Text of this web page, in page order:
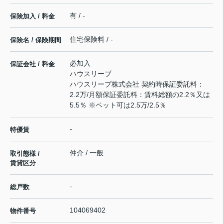
保険加入 / 料金 有 / -
保険名 / 保険期間 住宅保険料 / -
保証会社 / 料金
必加入
ハウスリーブ
ハウスリーブ株式会社 契約時保証委託料：
2.2万/月額保証委託料：賃料総額の2.2％又は
5.5％ ※ペット可は2.5万/2.5％
特優賃 -
取引態様 /
賃貸区分
仲介 / 一般
総戸数 -
物件番号 104069402